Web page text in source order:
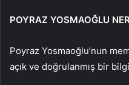
POYRAZ YOSMAOĞLU
Poyraz Yosmaoğlu’nun
açık ve doğrulanmış bir